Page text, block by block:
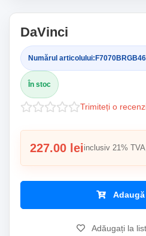
DaVinci
Numărul articolului:
În stoc
Trimiteți o
227.00 leiinclusiv 21%
Adăugați la